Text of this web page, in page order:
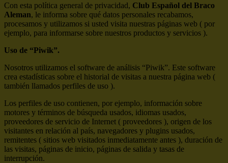
Con esta política general de privacidad, Club Español del Braco
Aleman, le informa sobre qué datos personales recabamos,
procesamos y utilizamos si usted visita nuestras páginas web ( por
ejemplo, para informarse sobre nuestros productos y servicios ).
Uso de “Piwik”.
Nosotros utilizamos el software de análisis “Piwik”. Este software
crea estadísticas sobre el historial de visitas a nuestra página web (
también llamados perfiles de uso ).
Los perfiles de uso contienen, por ejemplo, información sobre
motores y términos de búsqueda usados, idiomas usados,
proveedores de servicio de Internet ( proveedores ), origen de los
visitantes en relación al país, navegadores y plugins usados,
remitentes ( sitios web visitados inmediatamente antes ), duración de
las visitas, páginas de inicio, páginas de salida y tasas de
interrupción.